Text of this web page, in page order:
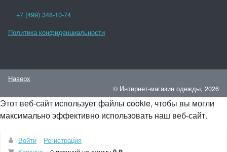
+7 (499) 348-10-74
Политика конфиденциальности
Наверх
© Интернет-магазин одежды, 2026
Войти
Регистрация
Этот веб-сайт использует файлы cookie, чтобы вы могли
максимально эффективно использовать наш веб-сайт.
Понятно